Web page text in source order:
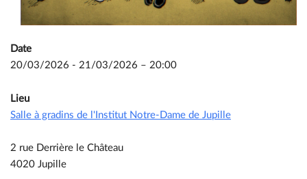
Date
20/03/2026 - 21/03/2026 – 20:00
Lieu
Salle à gradins de l'Institut Notre-Dame de Jupille
2 rue Derrière le Château
4020 Jupille